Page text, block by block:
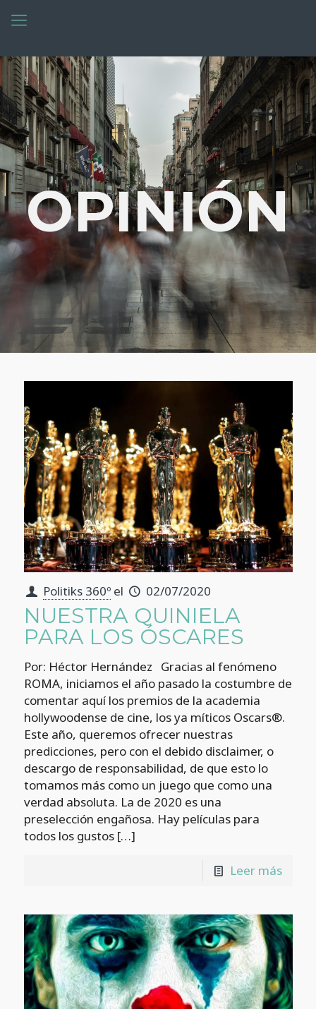
OPINIÓN
Politiks 360º el 02/07/2020
NUESTRA QUINIELA
PARA LOS ÓSCARES
Por: Héctor Hernández Gracias al fenómeno
ROMA, iniciamos el año pasado la costumbre de
comentar aquí los premios de la academia
hollywoodense de cine, los ya míticos Oscars®.
Este año, queremos ofrecer nuestras
predicciones, pero con el debido disclaimer, o
descargo de responsabilidad, de que esto lo
tomamos más como un juego que como una
verdad absoluta. La de 2020 es una
preselección engañosa. Hay películas para
todos los gustos[…]
Leer más